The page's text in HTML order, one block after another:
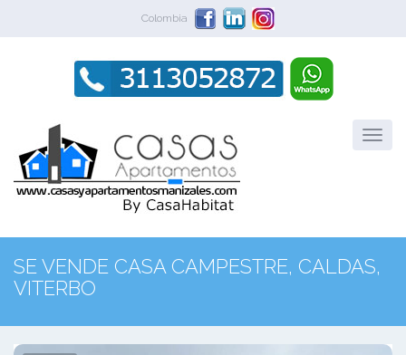
Colombia
SE VENDE CASA CAMPESTRE, CALDAS,
VITERBO